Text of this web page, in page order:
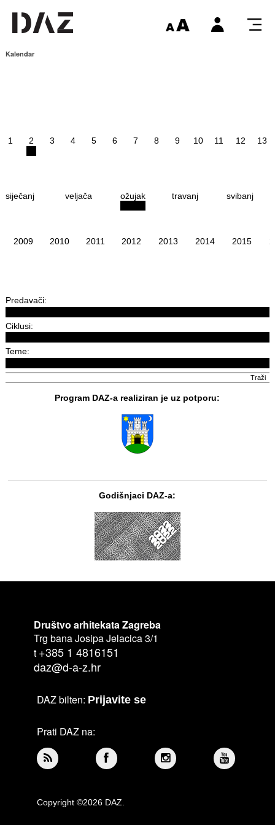
Kalendar
1 2 3 4 5 6 7 8 9 10 11 12 13
siječanj veljača ožujak travanj svibanj
2009 2010 2011 2012 2013 2014 2015
Predavači:
Ciklusi:
Teme:
Program DAZ-a realiziran je uz potporu:
Godišnjaci DAZ-a:
Društvo arhitekata Zagreba
Trg bana Josipa Jelacica 3/1
t +385 1 4816151
daz@d-a-z.hr
DAZ bilten: Prijavite se
Prati DAZ na:
Copyright ©2026 DAZ.